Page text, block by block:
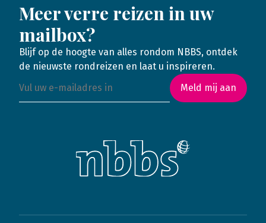
Meer verre reizen in uw
mailbox?
Blijf op de hoogte van alles rondom NBBS, ontdek
de nieuwste rondreizen en laat u inspireren.
Meld mij aan